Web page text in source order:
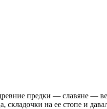
предки — славяне —
на ее стопе и